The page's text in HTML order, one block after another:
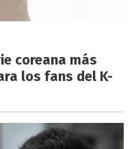
coreana más
los fans del K-